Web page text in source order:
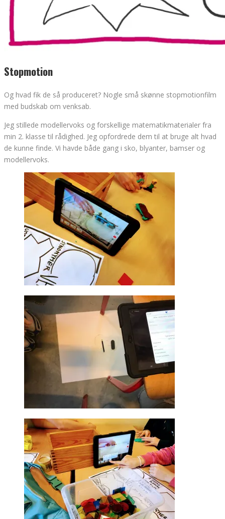
Stopmotion
Og hvad fik de så produceret? Nogle små skønne stopmotionfilm
med budskab om venksab.
Jeg stillede modellervoks og forskellige matematikmaterialer fra
min 2. klasse til rådighed. Jeg opfordrede dem til at bruge alt hvad
de kunne finde. Vi havde både gang i sko, blyanter, bamser og
modellervoks.